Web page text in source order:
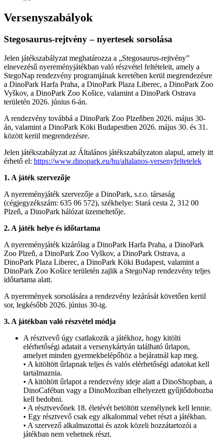
Versenyszabályok
Stegosaurus-rejtvény – nyertesek sorsolása
Jelen játékszabályzat meghatározza a „Stegosaurus-rejtvény”
elnevezésű nyereményjátékban való részvétel feltételeit, amely a
StegoNap rendezvény programjának keretében kerül megrendezésre
a DinoPark Harfa Praha, a DinoPark Plaza Liberec, a DinoPark Zoo
Vyškov, a DinoPark Zoo Košice, valamint a DinoPark Ostrava
területén 2026. június 6-án.
A rendezvény továbbá a DinoPark Zoo Plzeňben 2026. május 30-
án, valamint a DinoPark Köki Budapestben 2026. május 30. és 31.
között kerül megrendezésre.
Jelen játékszabályzat az Általános játékszabályzaton alapul, amely itt
érhető el: https://www.dinopark.eu/hu/altalanos-versenyfeltetelek
1. A játék szervezője
A nyereményjáték szervezője a DinoPark, s.r.o. társaság
(cégjegyzékszám: 635 06 572), székhelye: Stará cesta 2, 312 00
Plzeň, a DinoPark hálózat üzemeltetője.
2. A játék helye és időtartama
A nyereményjáték kizárólag a DinoPark Harfa Praha, a DinoPark
Zoo Plzeň, a DinoPark Zoo Vyškov, a DinoPark Ostrava, a
DinoPark Plaza Liberec, a DinoPark Köki Budapest, valamint a
DinoPark Zoo Košice területén zajlik a StegoNap rendezvény teljes
időtartama alatt.
A nyeremények sorsolására a rendezvény lezárását követően kerül
sor, legkésőbb 2026. június 30-ig.
3. A játékban való részvétel módja
A résztvevő úgy csatlakozik a játékhoz, hogy kitölti
elérhetőségi adatait a versenykártyán található űrlapon,
amelyet minden gyermekbelépőhöz a bejáratnál kap meg.
• A kitöltött űrlapnak teljes és valós elérhetőségi adatokat kell
tartalmaznia.
• A kitöltött űrlapot a rendezvény ideje alatt a DinoShopban, a
DinoCaféban vagy a DinoMoziban elhelyezett gyűjtődobozba
kell bedobni.
• A résztvevőnek 18. életévét betöltött személynek kell lennie.
• Egy résztvevő csak egy alkalommal vehet részt a játékban.
• A szervező alkalmazottai és azok közeli hozzátartozói a
játékban nem vehetnek részt.